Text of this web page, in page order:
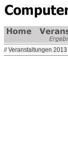
//Veranstaltungen 2013